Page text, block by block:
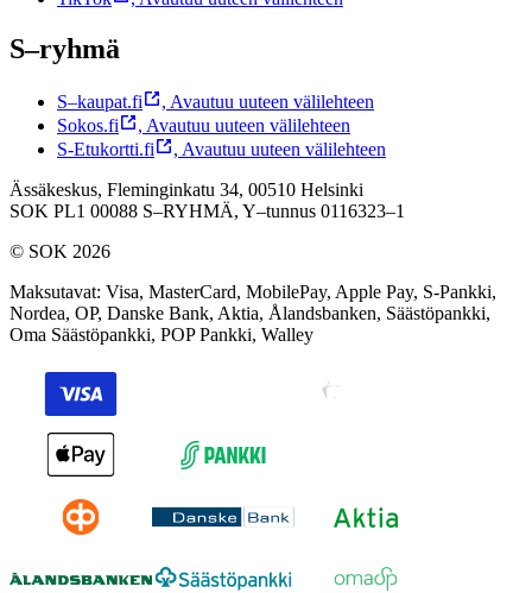
S–ryhmä
S–kaupat.fi , Avautuu uuteen välilehteen
Sokos.fi
, Avautuu uuteen välilehteen
S-Etukortti.fi
, Avautuu uuteen välilehteen
Ässäkeskus, Fleminginkatu 34, 00510 Helsinki
SOK PL1 00088 S–RYHMÄ, Y–tunnus 0116323–1
© SOK 2026
Maksutavat: Visa, MasterCard, MobilePay, Apple Pay, S-Pankki,
Nordea, OP, Danske Bank, Aktia, Ålandsbanken, Säästöpankki,
Oma Säästöpankki, POP Pankki, Walley